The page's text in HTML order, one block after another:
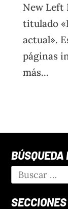
New Left
titulado
actual».
páginas
más...
SECCIONES